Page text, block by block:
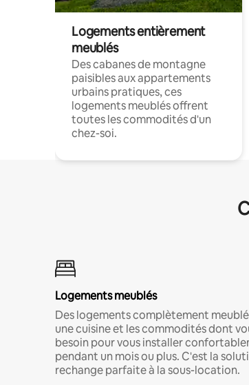
Logements entièrement
meublés
Des cabanes de montagne
paisibles aux appartements
urbains pratiques, ces
logements meublés offrent
toutes les commodités d'un
chez-soi.
Logements meublés
Des logements complètement
une cuisine et les commodités dont
besoin pour vous installer
pendant un mois ou plus. C'est la
rechange parfaite à la sous-location.